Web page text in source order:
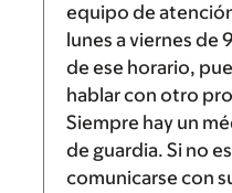
equipo de
lunes a viernes de
de ese horario,
hablar con otro
Siempre hay un
de guardia. Si no
comunicarse con